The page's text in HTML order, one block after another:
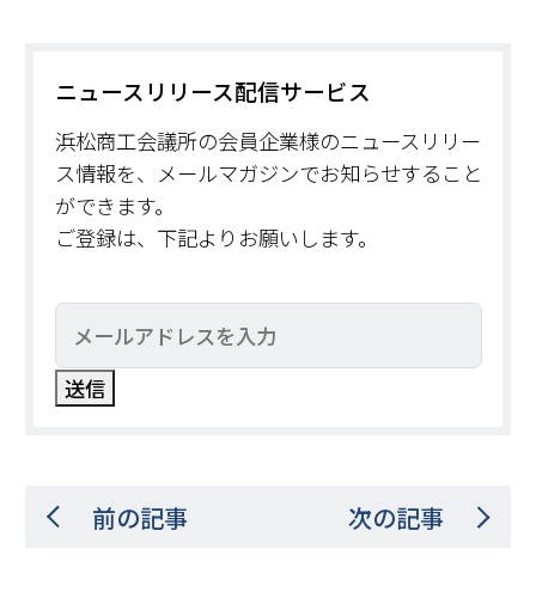
ニュースリリース配信サービス
浜松商工会議所の会員企業様のニュースリリー
ス情報を、メールマガジンでお知らせすること
ができます。
ご登録は、下記よりお願いします。
前の記事 次の記事